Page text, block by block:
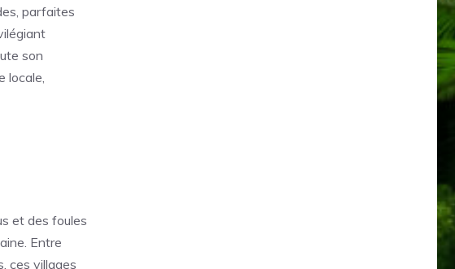
parfaites
son
locale,
et des foules
Entre
ces villages